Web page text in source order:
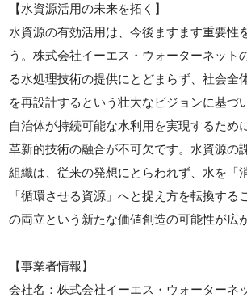
【水資源活用の未来を拓く】
水資源の有効活用は、今後ますます重要性
う。株式会社イーエス・ウォーターネット
る水処理技術の提供にとどまらず、社会全
を再設計するという壮大なビジョンに基づ
自治体が持続可能な水利用を実現するため
革新的技術の融合が不可欠です。水資源の
組織は、従来の発想にとらわれず、水を「
「循環させる資源」へと捉え方を転換する
の両立という新たな価値創造の可能性が広
【事業者情報】
会社名：株式会社イーエス・ウォーターネ